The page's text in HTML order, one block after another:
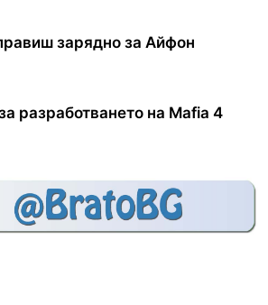
зарядно за Айфон
разработването на Mafia 4